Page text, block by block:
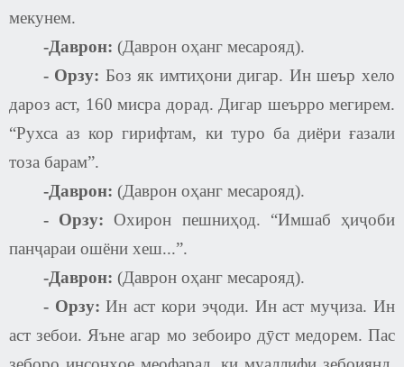
мекунем.
-Даврон: (Даврон оҳанг месарояд).
- Орзу: Боз як имтиҳони дигар. Ин шеър хело
дароз аст, 160 мисра дорад. Дигар шеърро мегирем.
“Рухса аз кор гирифтам, ки туро ба диёри ғазали
тоза барам”.
-Даврон: (Даврон оҳанг месарояд).
- Орзу: Охирон пешниҳод. “Имшаб ҳиҷоби
панҷараи ошёни хеш...”.
-Даврон: (Даврон оҳанг месарояд).
- Орзу: Ин аст кори эҷоди. Ин аст муҷиза. Ин
аст зебои. Яъне агар мо зебоиро дӯст медорем. Пас